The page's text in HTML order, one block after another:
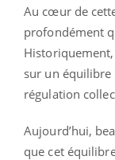
Au cœur de
profondément
sur un
régulation
Aujourd’hui,
que cet